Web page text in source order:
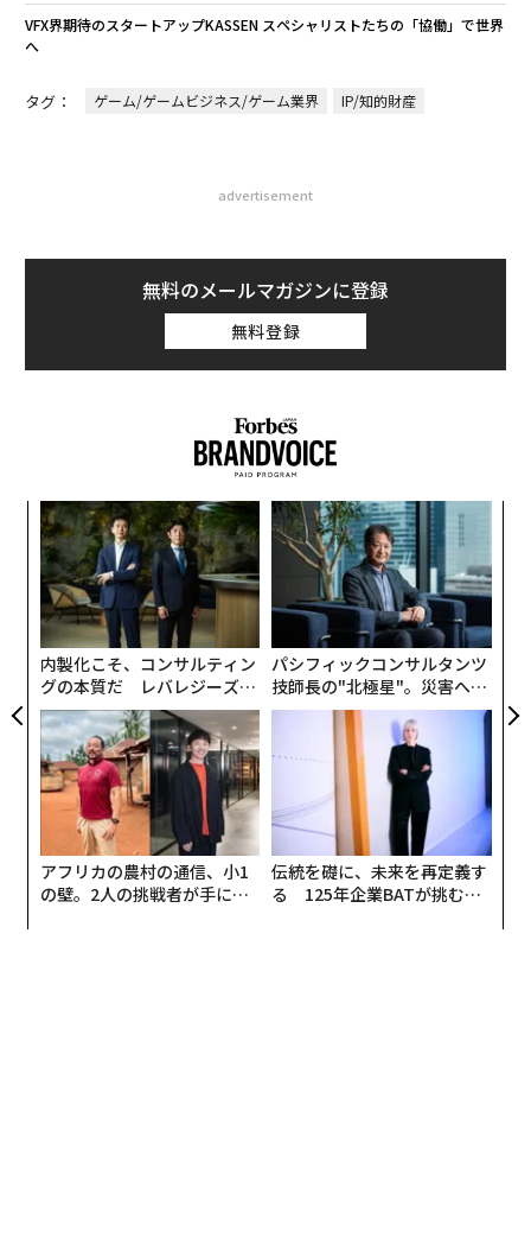
VFX界期待のスタートアップKASSEN スペシャリストたちの「協働」で世界
へ
タグ： ゲーム/ゲームビジネス/ゲーム業界 IP/知的財産
advertisement
無料のメールマガジンに登録
無料登録
内製化こそ、コンサルティン
グの本質だ レバレジーズが
実践する、次世代ファームの
全貌
パシフィックコンサルタンツ
技師長の"北極星"。災害への
無力感を乗り越え見つけた、
防災一筋20年の答え
アフリカの農村の通信、小1
の壁。2人の挑戦者が手にし
伝統を礎に、未来を再定義す
る 125年企業BATが挑むス